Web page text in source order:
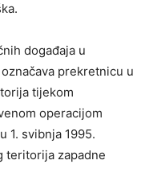
događaja u
prekretnicu u
tijekom
operacijom
1. svibnja 1995.
teritorija zapadne